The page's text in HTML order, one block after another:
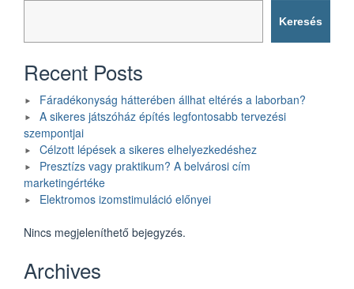
Keresés
Recent Posts
Fáradékonyság hátterében állhat eltérés a laborban?
A sikeres játszóház építés legfontosabb tervezési
szempontjai
Célzott lépések a sikeres elhelyezkedéshez
Presztízs vagy praktikum? A belvárosi cím
marketingértéke
Elektromos izomstimuláció előnyei
Nincs megjeleníthető bejegyzés.
Archives